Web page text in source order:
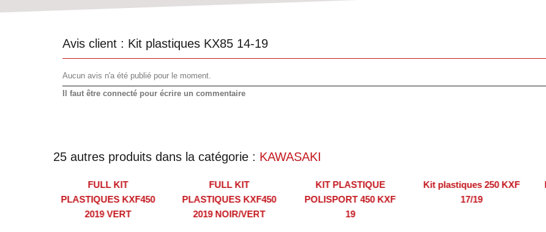
Avis client : Kit plastiques KX85 14-19
Aucun avis n'a été publié pour le moment.
Il faut être connecté pour écrire un commentaire
25 autres produits dans la catégorie : KAWASAKI
FULL KIT
PLASTIQUES KXF450
2019 VERT
FULL KIT
PLASTIQUES KXF450
2019 NOIR/VERT
KIT PLASTIQUE
POLISPORT 450 KXF
19
Kit plastiques 250 KXF
17/19